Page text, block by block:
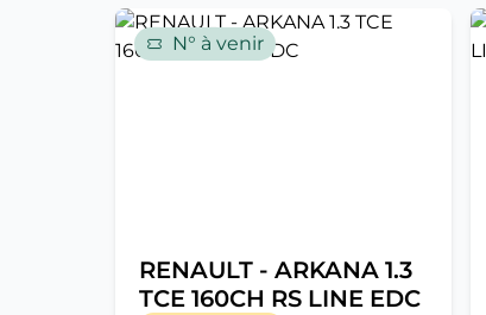
N° à venir
RENAULT - ARKANA 1.3
TCE 160CH RS LINE EDC